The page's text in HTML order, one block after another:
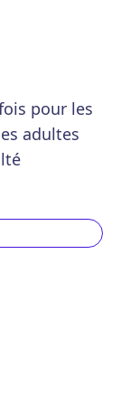
pour les
adultes